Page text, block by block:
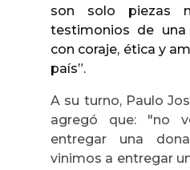
son solo piezas
testimonios de una
con coraje, ética y
país”.
A su turno, Paulo
agregó que: "no
entregar una
vinimos a entregar